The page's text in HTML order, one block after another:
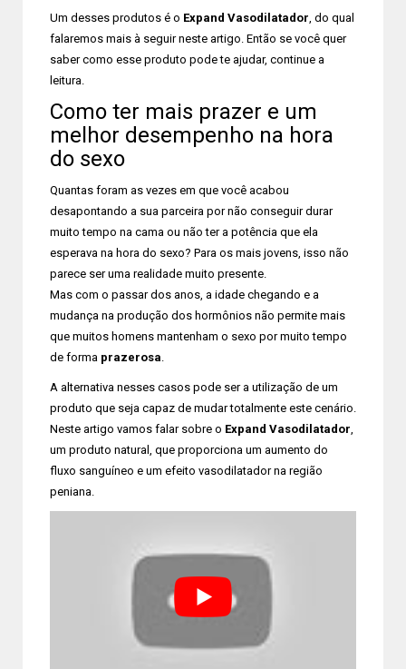
Um desses produtos é o Expand Vasodilatador, do qual
falaremos mais à seguir neste artigo. Então se você quer
saber como esse produto pode te ajudar, continue a
leitura.
Como ter mais prazer e um
melhor desempenho na hora
do sexo
Quantas foram as vezes em que você acabou
desapontando a sua parceira por não conseguir durar
muito tempo na cama ou não ter a potência que ela
esperava na hora do sexo? Para os mais jovens, isso não
parece ser uma realidade muito presente.
Mas com o passar dos anos, a idade chegando e a
mudança na produção dos hormônios não permite mais
que muitos homens mantenham o sexo por muito tempo
de forma prazerosa.
A alternativa nesses casos pode ser a utilização de um
produto que seja capaz de mudar totalmente este cenário.
Neste artigo vamos falar sobre o Expand Vasodilatador,
um produto natural, que proporciona um aumento do
fluxo sanguíneo e um efeito vasodilatador na região
peniana.